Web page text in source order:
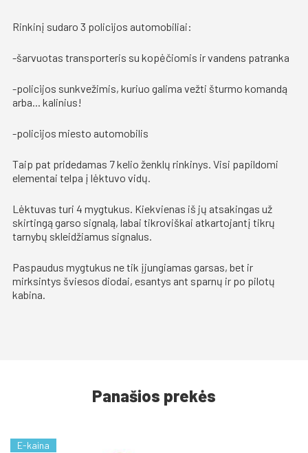
Rinkinį sudaro 3 policijos automobiliai:
-šarvuotas transporteris su kopėčiomis ir vandens patranka
-policijos sunkvežimis, kuriuo galima vežti šturmo komandą
arba... kalinius!
-policijos miesto automobilis
Taip pat pridedamas 7 kelio ženklų rinkinys. Visi papildomi
elementai telpa į lėktuvo vidų.
Lėktuvas turi 4 mygtukus. Kiekvienas iš jų atsakingas už
skirtingą garso signalą, labai tikroviškai atkartojantį tikrų
tarnybų skleidžiamus signalus.
Paspaudus mygtukus ne tik įjungiamas garsas, bet ir
mirksintys šviesos diodai, esantys ant sparnų ir po pilotų
kabina.
Panašios prekės
E-kaina